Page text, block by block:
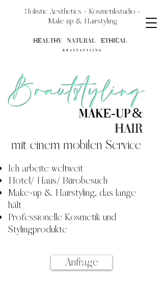
Holistic Aesthetics - Kosmetikstudio -
Make up & Hairstyling
HEALTHY NATURAL ETHICAL
BrautStyling
Brautstyling
Make-up
Hair
&
mit einem mobilen Service
Ich arbeite weltweit
Hotel/ Haus/ Bürobesuch
Make-up & Hairstyling, das lange
hält
Professionelle Kosmetik und
Stylingprodukte
Anfrage